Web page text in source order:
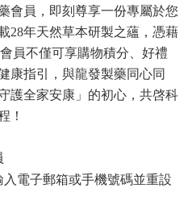
會員 ，即刻尊享一份專屬於您
28年天然草本研製之蘊，憑藉
員不僅可享購物積分、好禮
康指引，與龍發製藥同心同
護全家安康」的初心，共啓科
！
入電子郵箱或手機號碼並重設